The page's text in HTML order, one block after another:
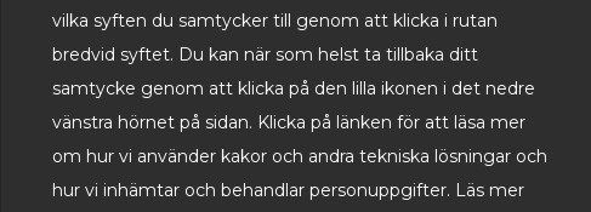
vilka syften du samtycker till genom att klicka i rutan
bredvid syftet. Du kan när som helst ta tillbaka ditt
samtycke genom att klicka på den lilla ikonen i det nedre
vänstra hörnet på sidan. Klicka på länken för att läsa mer
om hur vi använder kakor och andra tekniska lösningar och
hur vi inhämtar och behandlar personuppgifter. Läs mer